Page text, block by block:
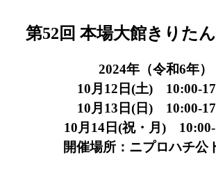
第52回 本場大館きりた
2024年（令和6年）
10月12日(土) 10:00-
10月13日(日) 10:00-
10月14日(祝・月) 10:00-
開催場所：ニプロハチ公